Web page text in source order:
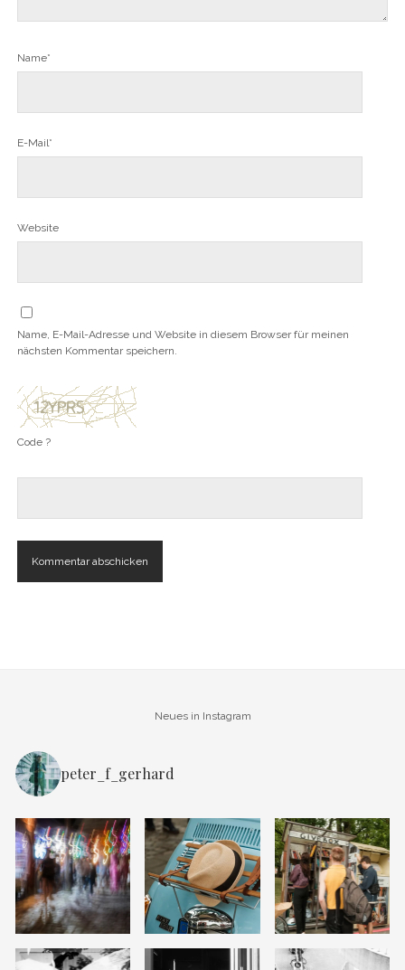
Name*
E-Mail*
Website
Name, E-Mail-Adresse und Website in diesem Browser für meinen
nächsten Kommentar speichern.
Code ?
Neues in Instagram
peter_f_gerhard